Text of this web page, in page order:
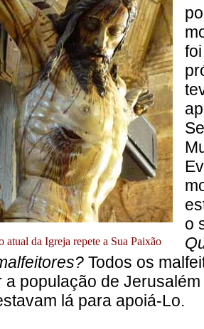
atual da Igreja repete a Sua Paixão
o
Todos os
a população de
lá para apoiá-Lo.